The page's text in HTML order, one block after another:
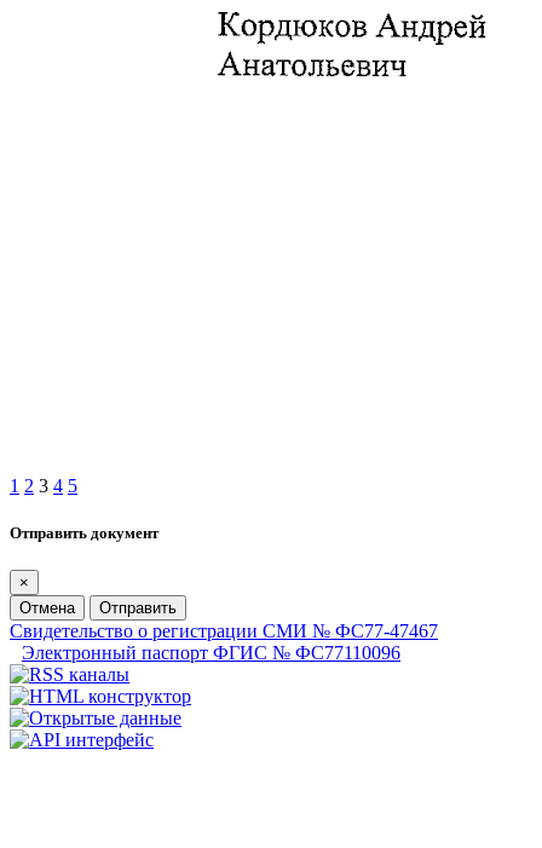
1 2 3 4 5
Отправить документ
×
Отмена
Отправить
Свидетельство о регистрации СМИ № ФС77-47467
Электронный паспорт ФГИС № ФС77110096